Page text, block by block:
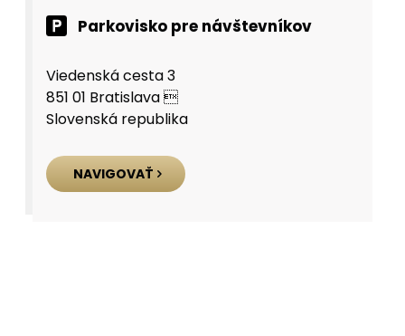
Parkovisko pre návštevníkov
Viedenská cesta 3
851 01 Bratislava 
Slovenská republika
NAVIGOVAŤ